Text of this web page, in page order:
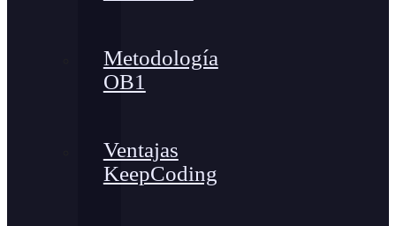
Metodología
OB1
Ventajas
KeepCoding